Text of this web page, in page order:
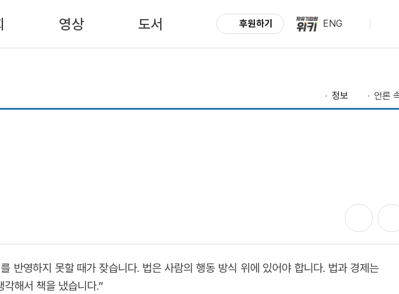
영상 도서 후원하기 ENG
정보 언론
반영하지 못할 때가 잦습니다. 법은 사람의 행동 방식 위에 있어야 합니다. 법과 경제는
해서 책을 냈습니다.”